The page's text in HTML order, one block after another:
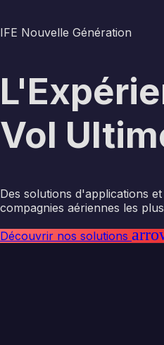
IFE Nouvelle Génération
Vol
Des solutions d'applications
compagnies aériennes les
Découvrir nos solutions